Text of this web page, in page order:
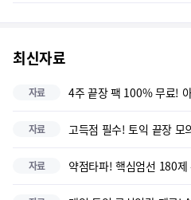
최신자료
자료 4주 끝장 팩 100% 무료!
자료 고득점 필수! 토익 끝장 모
자료 약점타파! 핵심엄선 180제